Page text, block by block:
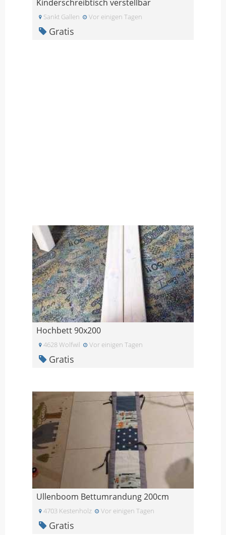
Kinderschreibtisch verstellbar
Sankt Gallen Vor einigen Tagen
Gratis
Hochbett 90x200
4628 Wolfwil Vor einigen Tagen
Gratis
Ullenboom Bettumrandung 200cm
4703 Kestenholz Vor einigen Tagen
Gratis